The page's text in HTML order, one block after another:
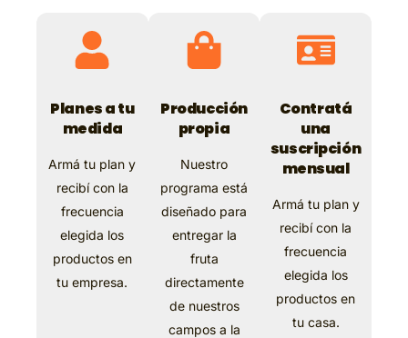
Planes a tu
medida
Armá tu plan y
recibí con la
frecuencia
elegida los
productos en
tu empresa.
Producción
propia
Nuestro
programa está
diseñado para
entregar la
fruta
directamente
de nuestros
campos a la
Contratá
una
suscripción
mensual
Armá tu plan y
recibí con la
frecuencia
elegida los
productos en
tu casa.